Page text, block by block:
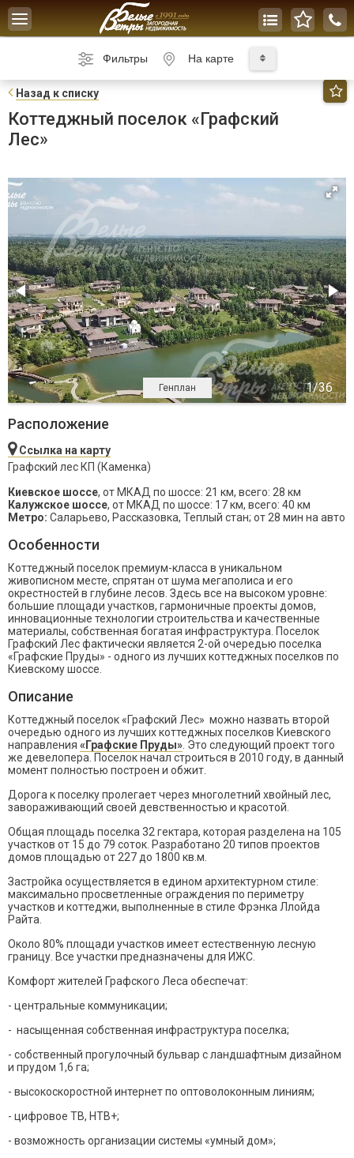
Toggle
navigation
Фильтры На карте
Назад к списку
Коттеджный поселок «Графский
Лес»
Генплан
Расположение
Ссылка на карту
Графский лес КП (Каменка)
Киевское шоссе, от МКАД по шоссе: 21 км, всего: 28 км
Калужское шоссе, от МКАД по шоссе: 17 км, всего: 40 км
Метро: Саларьево, Рассказовка, Теплый стан; от 28 мин на авто
Особенности
Коттеджный поселок премиум-класса в уникальном
живописном месте, спрятан от шума мегаполиса и его
окрестностей в глубине лесов. Здесь все на высоком уровне:
большие площади участков, гармоничные проекты домов,
инновационные технологии строительства и качественные
материалы, собственная богатая инфраструктура. Поселок
Графский Лес фактически является 2-ой очередью поселка
«Графские Пруды» - одного из лучших коттеджных поселков по
Киевскому шоссе.
Описание
Коттеджный поселок «Графский Лес» можно назвать второй
очередью одного из лучших коттеджных поселков Киевского
направления «Графские Пруды» . Это следующий проект того
же девелопера. Поселок начал строиться в 2010 году, в данный
момент полностью построен и обжит.
Дорога к поселку пролегает через многолетний хвойный лес,
завораживающий своей девственностью и красотой.
Общая площадь поселка 32 гектара, которая разделена на 105
участков от 15 до 79 соток. Разработано 20 типов проектов
домов площадью от 227 до 1800 кв.м.
Застройка осуществляется в едином архитектурном стиле:
максимально просветленные ограждения по периметру
участков и коттеджи, выполненные в стиле Фрэнка Ллойда
Райта.
Около 80% площади участков имеет естественную лесную
границу. Все участки предназначены для ИЖС.
Комфорт жителей Графского Леса обеспечат:
- центральные коммуникации;
- насыщенная собственная инфраструктура поселка;
- собственный прогулочный бульвар с ландшафтным дизайном
и прудом 1,6 га;
- высокоскоростной интернет по оптоволоконным линиям;
- цифровое ТВ, НТВ+;
- возможность организации системы «умный дом»;